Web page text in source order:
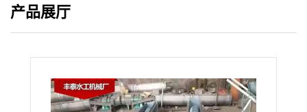
产品展厅